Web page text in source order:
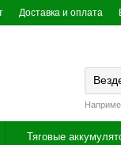
Доставка и оплата
Тяговые